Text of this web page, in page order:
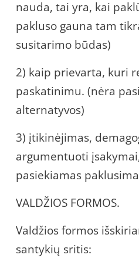
nauda, tai yra, kai
pakluso gauna tam
susitarimo būdas)
2) kaip prievarta, kuri
paskatinimu. (nėra
alternatyvos)
3) įtikinėjimas,
argumentuoti
pasiekiamas
VALDŽIOS FORMOS.
Valdžios formos
santykių sritis: